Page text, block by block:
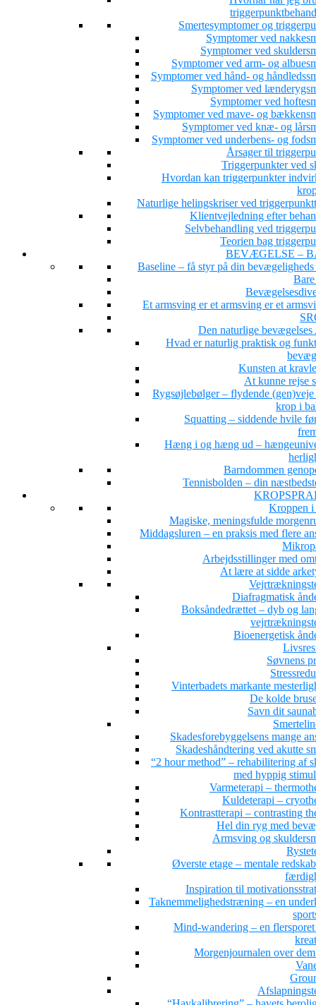
Smertesymptomer og
Symptomer ved
Symptomer ved
Symptomer ved arm- og
Symptomer ved hånd- og
Symptomer ved
Symptomer ved
Symptomer ved mave- og
Symptomer ved knæ- og
Symptomer ved underbens- og
Årsager til
Triggerpunkter ved
Hvordan kan triggerpunkter
Naturlige helingskriser ved
Klientvejledning efter
Selvbehandling ved
Teorien bag
BEVÆGELSE –
Baseline – få styr på din bevægeligheds
Et armsving er et armsving er et
Den naturlige
Hvad er naturlig praktisk og
Kunsten at
At kunne rejse
Rygsøjlebølger – flydende
krop i
Squatting – siddende hvile
Hæng i og hæng ud –
Barndommen
Tennisbolden – din
Kroppen i
Magiske, meningsfulde
Middagsluren – en praksis med flere
Arbejdsstillinger med
At lære at sidde
Diafragmatisk
Boksåndedrættet – dyb og
Bioenergetisk
Søvnens
Vinterbadets markante
De kolde
Savn dit
Skadesforebyggelsens mange
Skadeshåndtering ved akutte
“2 hour method” – rehabilitering af
med hyppig
Varmeterapi –
Kuldeterapi –
Kontrastterapi – contrasting
Hel din ryg med
Armsving og
Øverste etage – mentale
Inspiration til
Taknemmelighedstræning – en
Mind-wandering – en
Morgenjournalen over